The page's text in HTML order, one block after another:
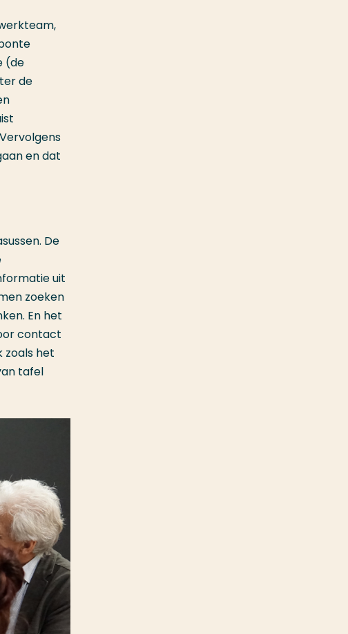
(de
de
en dat
De
uit
zoeken
En het
contact
zoals het
tafel